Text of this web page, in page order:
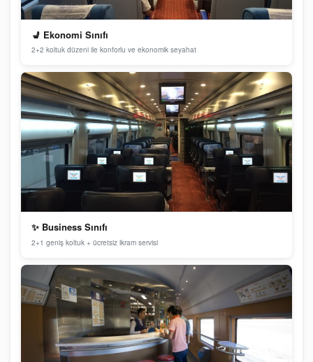
💺 Ekonomi Sınıfı
2+2 koltuk düzeni ile konforlu ve ekonomik seyahat
✨ Business Sınıfı
2+1 geniş koltuk + ücretsiz ikram servisi